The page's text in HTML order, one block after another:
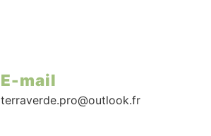
E-mail
terraverde.pro@outlook.fr